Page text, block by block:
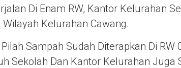
Di Enam RW, Kantor Kelurahan
Wilayah Kelurahan Cawang.
Sampah Sudah Diterapkan Di RW
Sekolah Dan Kantor Kelurahan